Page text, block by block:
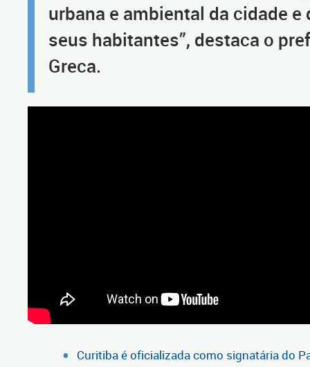
urbana e ambiental da cidade e
seus habitantes”, destaca o
Greca.
Curitiba é oficializada como signatária do